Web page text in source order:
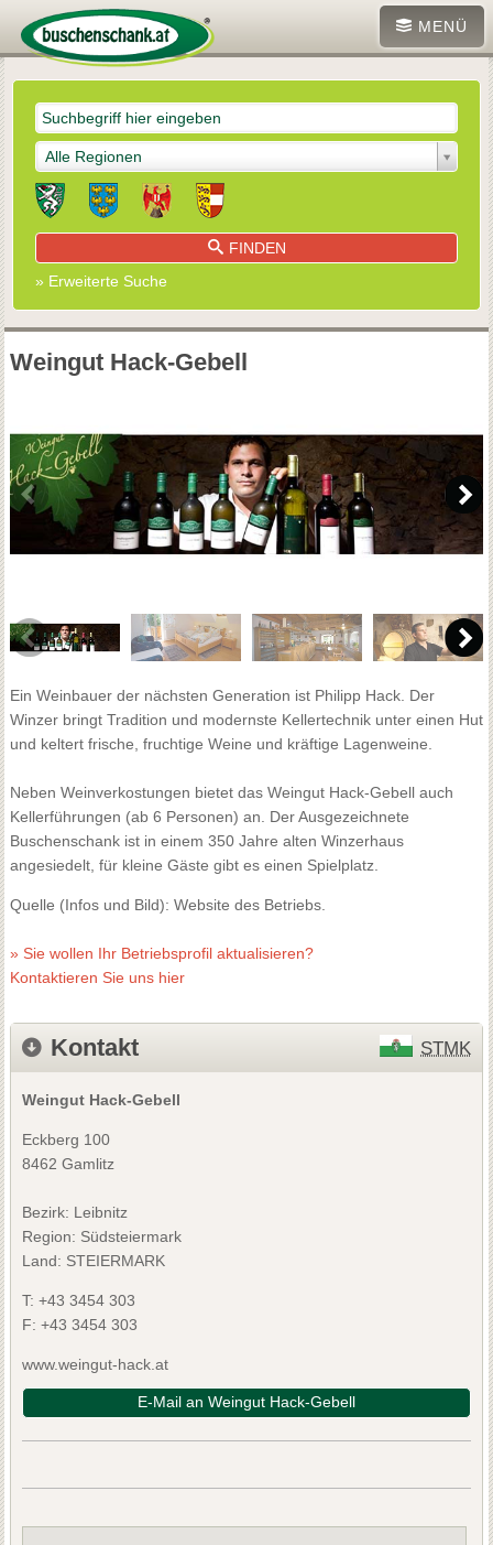
MENÜ
Alle Regionen
FINDEN
» Erweiterte Suche
Weingut Hack-Gebell
Ein Weinbauer der nächsten Generation ist Philipp Hack. Der
Winzer bringt Tradition und modernste Kellertechnik unter einen Hut
und keltert frische, fruchtige Weine und kräftige Lagenweine.
Neben Weinverkostungen bietet das Weingut Hack-Gebell auch
Kellerführungen (ab 6 Personen) an. Der Ausgezeichnete
Buschenschank ist in einem 350 Jahre alten Winzerhaus
angesiedelt, für kleine Gäste gibt es einen Spielplatz.
Quelle (Infos und Bild): Website des Betriebs.
» Sie wollen Ihr Betriebsprofil aktualisieren?
Kontaktieren Sie uns hier
Kontakt STMK
Weingut Hack-Gebell
Eckberg 100
8462 Gamlitz
Bezirk: Leibnitz
Region: Südsteiermark
Land: STEIERMARK
T: +43 3454 303
F: +43 3454 303
www.weingut-hack.at
E-Mail an Weingut Hack-Gebell